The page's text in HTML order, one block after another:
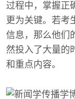
过程中，掌握正
更为关键。若考
信息，那么他们
然投入了大量的
和重点内容。